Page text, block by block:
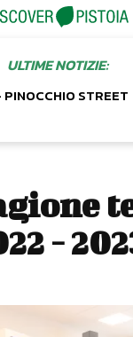
ULTIME NOTIZIE:
STREET
-